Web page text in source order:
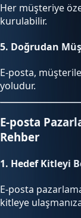
Her müşteriye
kurulabilir.
5. Doğrudan
E-posta,
yoludur.
E-posta
Rehber
1. Hedef Kitleyi
E-posta
kitleye